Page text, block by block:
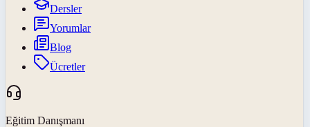
Dersler
Yorumlar
Blog
Ücretler
Eğitim Danışmanı